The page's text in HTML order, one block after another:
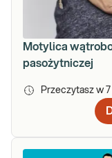
Motylica
pasożytniczej
Przeczytasz w 7